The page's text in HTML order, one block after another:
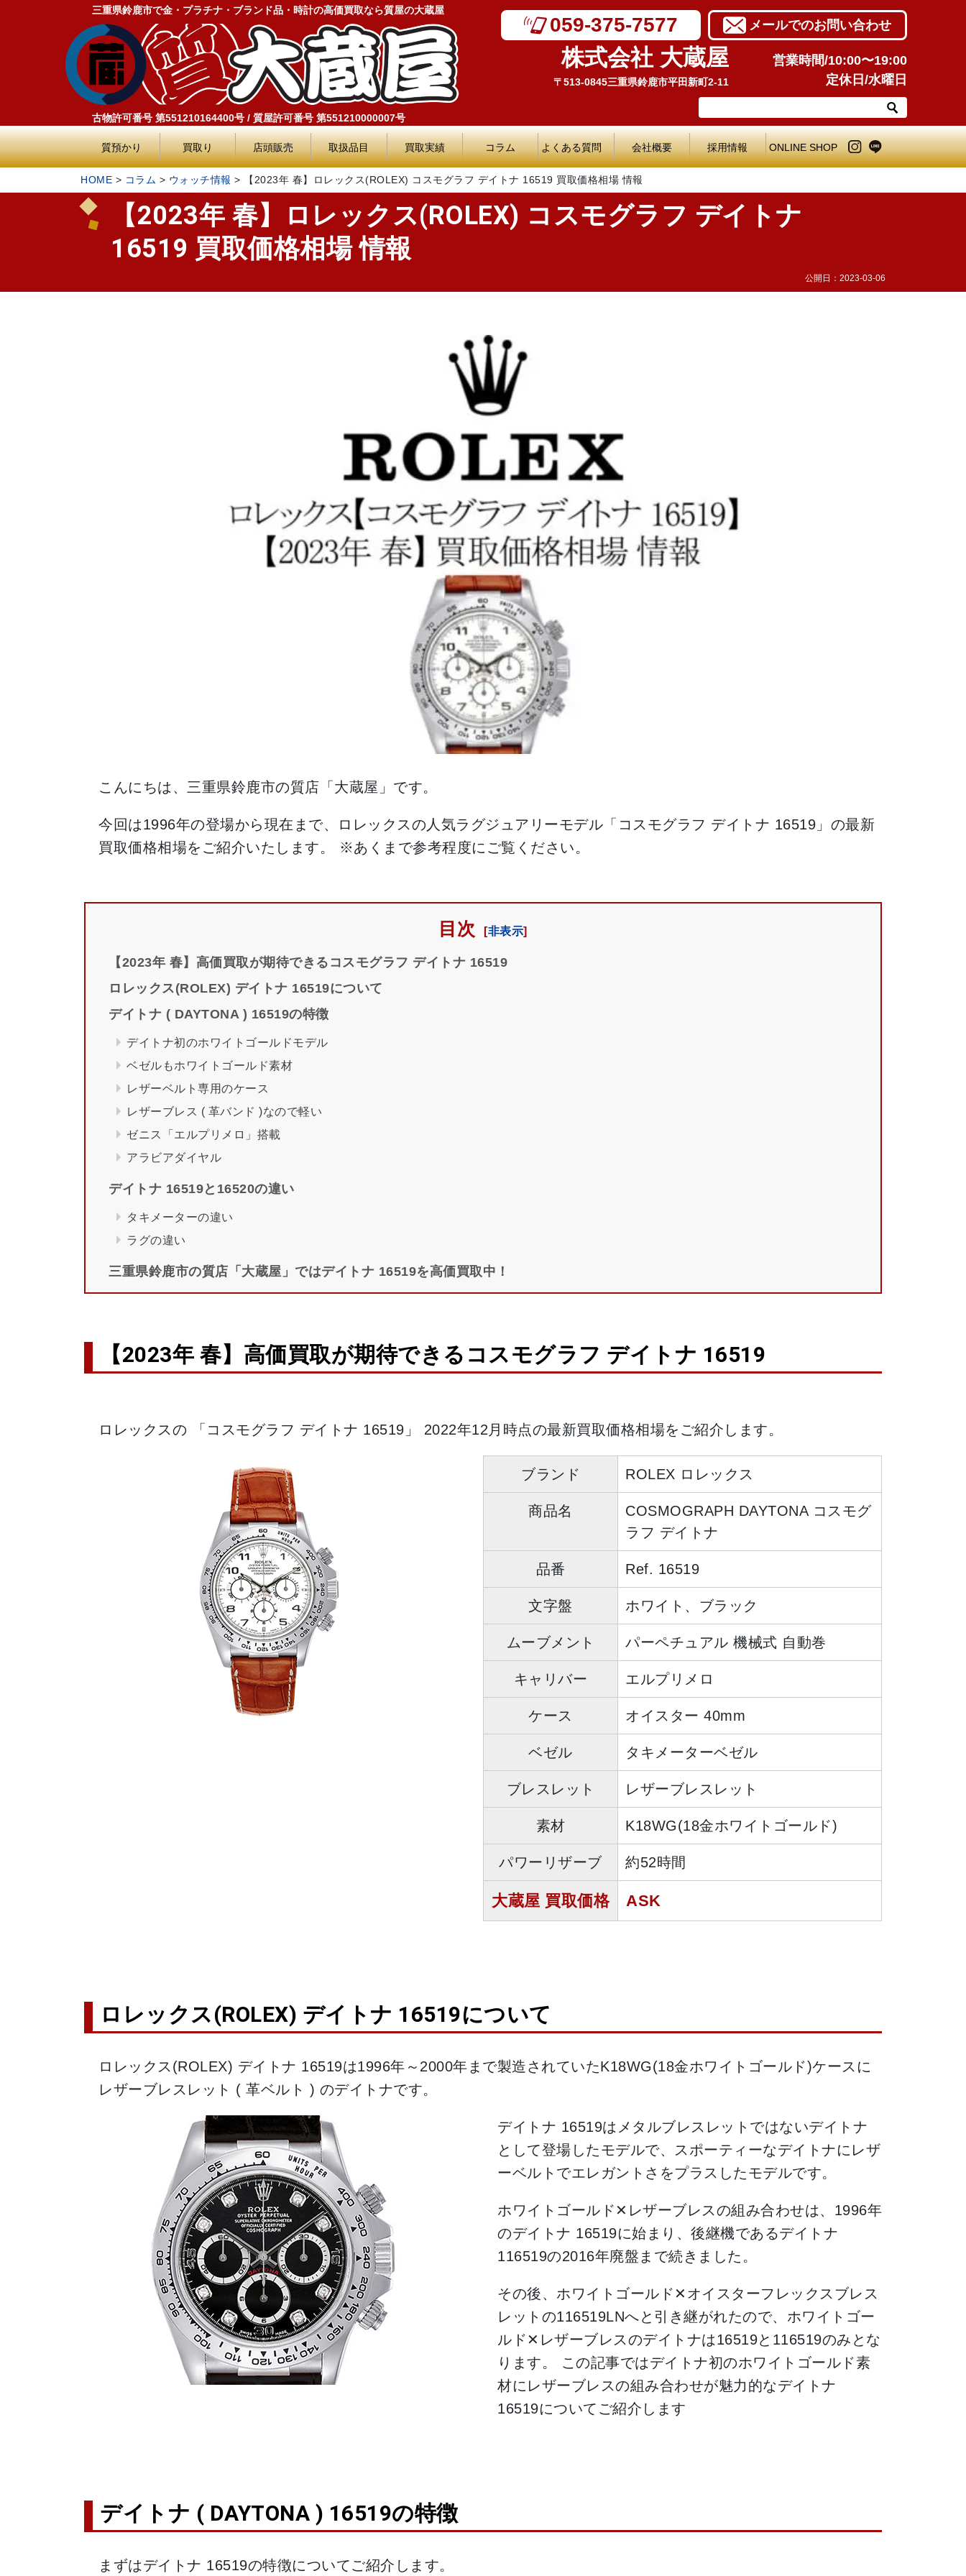
三重県鈴鹿市で金・プラチナ・ブランド品・時計の高価買取なら質屋の大蔵屋
古物許可番号 第551210164400号 / 質屋許可番号 第551210000007号
059-375-7577 メールでのお問い合わせ
株式会社 大蔵屋
〒513-0845三重県鈴鹿市平田新町2-11
営業時間/10:00〜19:00
定休日/水曜日
質預かり 買取り 店頭販売 取扱品目 買取実績 コラム よくある質問 会社概要 採用情報 ONLINE SHOP
HOME > コラム > ウォッチ情報 > 【2023年 春】ロレックス(ROLEX) コスモグラフ デイトナ 16519 買取価格相場 情報
【2023年 春】ロレックス(ROLEX) コスモグラフ デイトナ
16519 買取価格相場 情報
公開日： 2023-03-06
こんにちは、三重県鈴鹿市の質店「大蔵屋」です。
今回は1996年の登場から現在まで、ロレックスの人気ラグジュアリーモデル「コスモグラフ デイトナ 16519」の最新
買取価格相場をご紹介いたします。 ※あくまで参考程度にご覧ください。
目次
【2023年 春】高価買取が期待できるコスモグラフ デイトナ 16519
ロレックス(ROLEX) デイトナ 16519について
デイトナ ( DAYTONA ) 16519の特徴
デイトナ初のホワイトゴールドモデル
ベゼルもホワイトゴールド素材
レザーベルト専用のケース
レザーブレス ( 革バンド )なので軽い
ゼニス「エルプリメロ」搭載
アラビアダイヤル
デイトナ 16519と16520の違い
タキメーターの違い
ラグの違い
三重県鈴鹿市の質店「大蔵屋」ではデイトナ 16519を高価買取中！
【2023年 春】高価買取が期待できるコスモグラフ デイトナ 16519
ロレックスの 「コスモグラフ デイトナ 16519」 2022年12月時点の最新買取価格相場をご紹介します。
ブランド ROLEX ロレックス
商品名
COSMOGRAPH DAYTONA コスモグ
ラフ デイトナ
品番 Ref. 16519
文字盤 ホワイト、ブラック
ムーブメント パーペチュアル 機械式 自動巻
キャリバー エルプリメロ
ケース オイスター 40mm
ベゼル タキメーターベゼル
ブレスレット レザーブレスレット
素材 K18WG(18金ホワイトゴールド)
パワーリザーブ 約52時間
大蔵屋 買取価格 ASK
ロレックス(ROLEX) デイトナ 16519について
ロレックス(ROLEX) デイトナ 16519は1996年～2000年まで製造されていたK18WG(18金ホワイトゴールド)ケースに
レザーブレスレット ( 革ベルト ) のデイトナです。
デイトナ 16519はメタルブレスレットではないデイトナ
として登場したモデルで、スポーティーなデイトナにレザ
ーベルトでエレガントさをプラスしたモデルです。
ホワイトゴールド✕レザーブレスの組み合わせは、1996年
のデイトナ 16519に始まり、後継機であるデイトナ
116519の2016年廃盤まで続きました。
その後、ホワイトゴールド✕オイスターフレックスブレス
レットの116519LNへと引き継がれたので、ホワイトゴー
ルド✕レザーブレスのデイトナは16519と116519のみとな
ります。 この記事ではデイトナ初のホワイトゴールド素
材にレザーブレスの組み合わせが魅力的なデイトナ
16519についてご紹介します
デイトナ ( DAYTONA ) 16519の特徴
まずはデイトナ 16519の特徴についてご紹介します。